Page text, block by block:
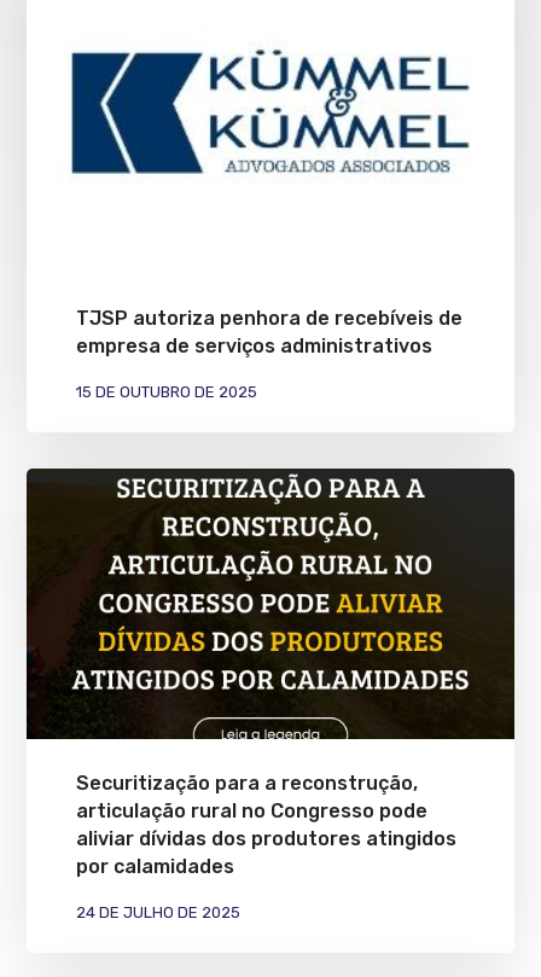
TJSP autoriza penhora de recebíveis de
empresa de serviços administrativos
15 DE OUTUBRO DE 2025
Securitização para a reconstrução,
articulação rural no Congresso pode
aliviar dívidas dos produtores atingidos
por calamidades
24 DE JULHO DE 2025